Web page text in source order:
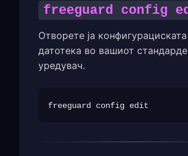
freeguard config
Отворете ја конфигурациската
датотека во вашиот
уредувач.